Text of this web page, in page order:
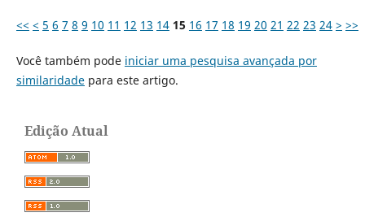
<< < 5 6 7 8 9 10 11 12 13 14 15 16 17 18 19 20 21 22 23 24 > >>
Você também pode iniciar uma pesquisa avançada por
similaridadepara este artigo.
Edição Atual